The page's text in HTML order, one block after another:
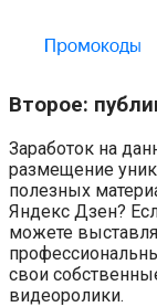
Второе:
Заработок на
размещение
полезных
Яндекс Дзен?
можете
свои
видеоролики.